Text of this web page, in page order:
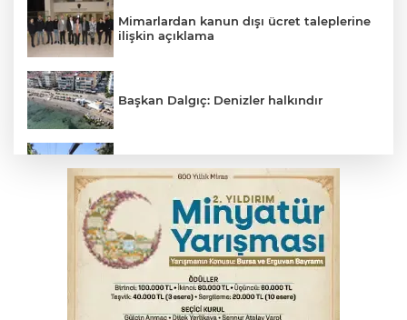
Mimarlardan kanun dışı ücret taleplerine
ilişkin açıklama
Başkan Dalgıç: Denizler halkındır
korunuyor
Bursa'da akıma kapılan mühendis ağır
yaralandı
Bursa'da tavuk çiftliğinde yangın